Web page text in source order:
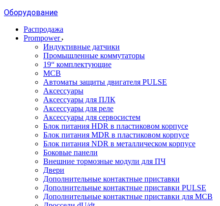
Оборудование
Распродажа
Prompower
Индуктивные датчики
Промышленные коммутаторы
19“ комплектующие
MCB
Автоматы защиты двигателя PULSE
Аксессуары
Аксессуары для ПЛК
Аксессуары для реле
Аксессуары для сервосистем
Блок питания HDR в пластиковом корпусе
Блок питания MDR в пластиковом корпусе
Блок питания NDR в металлическом корпусе
Боковые панели
Внешние тормозные модули для ПЧ
Двери
Дополнительные контактные приставки
Дополнительные контактные приставки PULSE
Дополнительные контактные приставки для MCB